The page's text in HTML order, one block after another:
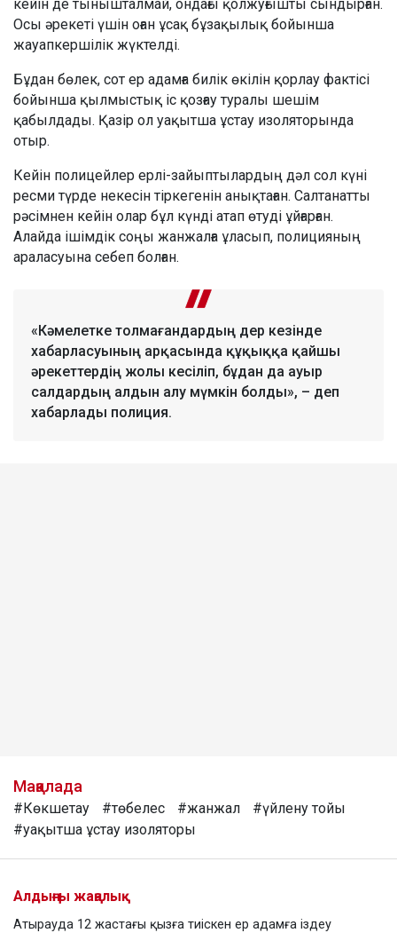
кейін де тынышталмай, ондағы қолжуғышты сындырған.
Осы әрекеті үшін оған ұсақ бұзақылық бойынша
жауапкершілік жүктелді.
Бұдан бөлек, сот ер адамға билік өкілін қорлау фактісі
бойынша қылмыстық іс қозғау туралы шешім
қабылдады. Қазір ол уақытша ұстау изоляторында
отыр.
Кейін полицейлер ерлі-зайыптылардың дәл сол күні
ресми түрде некесін тіркегенін анықтаған. Салтанатты
рәсімнен кейін олар бұл күнді атап өтуді ұйғарған.
Алайда ішімдік соңы жанжалға ұласып, полицияның
араласуына себеп болған.
«Кәмелетке толмағандардың дер кезінде
хабарласуының арқасында құқыққа қайшы
әрекеттердің жолы кесіліп, бұдан да ауыр
салдардың алдын алу мүмкін болды», – деп
хабарлады полиция.
Мақалада
#Көкшетау #төбелес #жанжал
#үйлену тойы
#уақытша ұстау изоляторы
Алдыңғы жаңалық
Атырауда 12 жастағы қызға тиіскен ер адамға іздеу